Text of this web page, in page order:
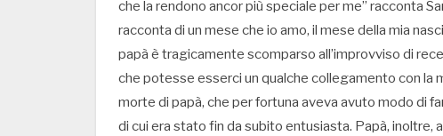
che la rendono ancor più speciale per me” racconta
racconta di un mese che io amo, il mese della mia
papà è tragicamente scomparso all’improvviso di
che potesse esserci un qualche collegamento con la
morte di papà, che per fortuna aveva avuto modo di
di cui era stato fin da subito entusiasta. Papà,